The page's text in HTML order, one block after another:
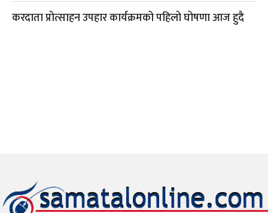
करदाता प्रोत्साहन उपहार कार्यक्रमको पहिलो घोषणा आज हुदै